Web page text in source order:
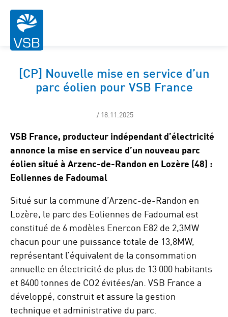
[CP] Nouvelle mise en service d’un
parc éolien pour VSB France
/ 18.11.2025
VSB France, producteur indépendant d’électricité
annonce la mise en service d’un nouveau parc
éolien situé à Arzenc-de-Randon en Lozère (48) :
Eoliennes de Fadoumal
Situé sur la commune d’Arzenc-de-Randon en
Lozère, le parc des Eoliennes de Fadoumal est
constitué de 6 modèles Enercon E82 de 2,3MW
chacun pour une puissance totale de 13,8MW,
représentant l’équivalent de la consommation
annuelle en électricité de plus de 13 000 habitants
et 8400 tonnes de CO2 évitées/an. VSB France a
développé, construit et assure la gestion
technique et administrative du parc.